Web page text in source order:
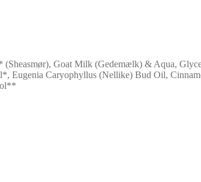
Goat Milk (Gedemælk) & Aqua,
Eugenia Caryophyllus (Nellike) Bud Oil,